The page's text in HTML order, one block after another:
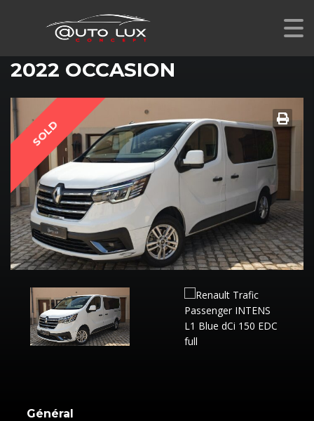
RENAULT TRAFIC PASSENGER INTENS L1 BLUE DCI 150
2022 OCCASION
SOLD
Général